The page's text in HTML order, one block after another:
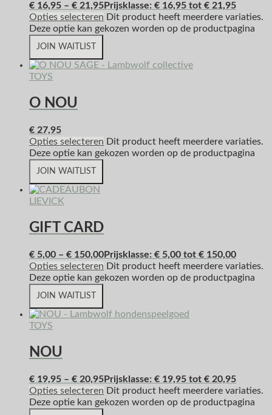
€ 16,95 – € 21,95Prijsklasse: € 16,95 tot € 21,95
Opties selecteren Dit product heeft meerdere variaties.
Deze optie kan gekozen worden op de productpagina
JOIN WAITLIST
TOYS
O NOU
€ 27,95
Opties selecteren Dit product heeft meerdere variaties.
Deze optie kan gekozen worden op de productpagina
JOIN WAITLIST
LIEVICK
GIFT CARD
€ 5,00 – € 150,00Prijsklasse: € 5,00 tot € 150,00
Opties selecteren Dit product heeft meerdere variaties.
Deze optie kan gekozen worden op de productpagina
JOIN WAITLIST
TOYS
NOU
€ 19,95 – € 20,95Prijsklasse: € 19,95 tot € 20,95
Opties selecteren Dit product heeft meerdere variaties.
Deze optie kan gekozen worden op de productpagina